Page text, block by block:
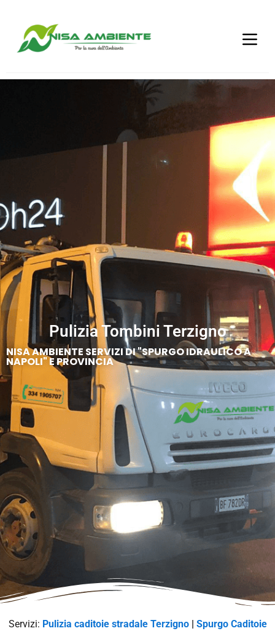
Pulizia Tombini Terzigno
NISA AMBIENTE SERVIZI DI "SPURGO IDRAULICO A
NAPOLI" E PROVINCIA
Servizi: Pulizia caditoie stradale Terzigno| Spurgo Caditoie